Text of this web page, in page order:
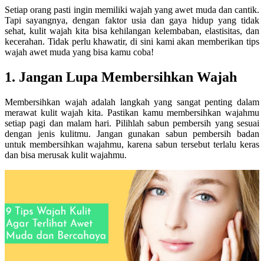
Setiap orang pasti ingin memiliki wajah yang awet muda dan cantik.
Tapi sayangnya, dengan faktor usia dan gaya hidup yang tidak
sehat, kulit wajah kita bisa kehilangan kelembaban, elastisitas, dan
kecerahan. Tidak perlu khawatir, di sini kami akan memberikan tips
wajah awet muda yang bisa kamu coba!
1. Jangan Lupa Membersihkan Wajah
Membersihkan wajah adalah langkah yang sangat penting dalam
merawat kulit wajah kita. Pastikan kamu membersihkan wajahmu
setiap pagi dan malam hari. Pilihlah sabun pembersih yang sesuai
dengan jenis kulitmu. Jangan gunakan sabun pembersih badan
untuk membersihkan wajahmu, karena sabun tersebut terlalu keras
dan bisa merusak kulit wajahmu.